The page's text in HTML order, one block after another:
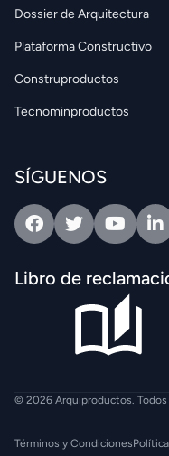
Dossier de Arquitectura
Plataforma Constructivo
Construproductos
Tecnominproductos
SÍGUENOS
FacebookTwitterYoutube
Libro de
© 2026 Arquiproductos. Todos
Términos y Condiciones